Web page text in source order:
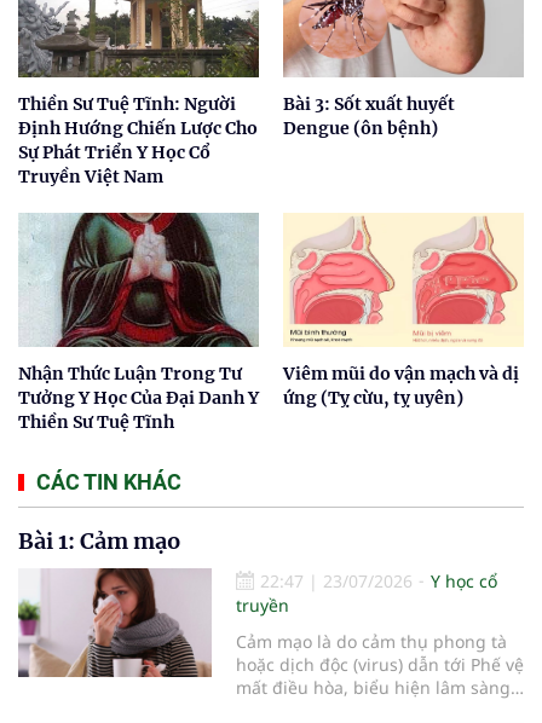
Thiền Sư Tuệ Tĩnh: Người
Định Hướng Chiến Lược Cho
Sự Phát Triển Y Học Cổ
Truyền Việt Nam
Bài 3: Sốt xuất huyết
Dengue (ôn bệnh)
Nhận Thức Luận Trong Tư
Tưởng Y Học Của Đại Danh Y
Thiền Sư Tuệ Tĩnh
Viêm mũi do vận mạch và dị
ứng (Tỵ cừu, tỵ uyên)
CÁC TIN KHÁC
Bài 1: Cảm mạo
22:47 | 23/07/2026
Y học cổ
truyền
Cảm mạo là do cảm thụ phong tà
hoặc dịch độc (virus) dẫn tới Phế vệ
mất điều hòa, biểu hiện lâm sàng